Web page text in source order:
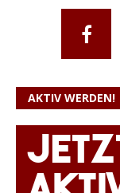
AKTIV WERDEN!